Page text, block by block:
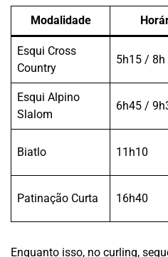
Modalidade
Esqui Cross
Country
5h15 / 8h
Esqui Alpino
Slalom
6h45 /
Biatlo 11h10
Patinação Curta 16h40
Enquanto isso, no curling,